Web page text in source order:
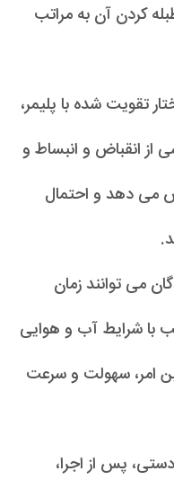
کردن آن به مراتب
تقویت شده با پلیمر،
از انقباض و انبساط و
می دهد و احتمال
می توانند زمان
با شرایط آب و هوایی
امر، سهولت و سرعت
پس از اجرا،